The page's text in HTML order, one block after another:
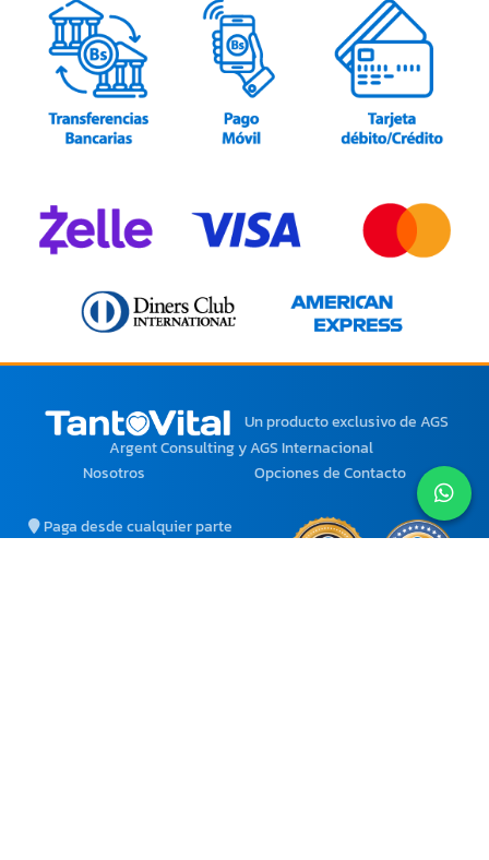
Un producto exclusivode AGS
Argent Consulting y AGS Internacional
Nosotros
Opciones de Contacto
Paga desde cualquier parte